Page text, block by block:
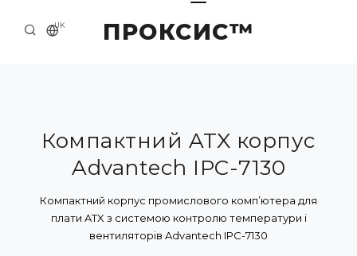
ПРОКСИС™
UK
ПРО НАС
ПРИКЛАДИ ТА РІШЕННЯ
КАТАЛОГ ПРОДУКЦІЇ
Компактний ATX корпус
Advantech IPC-7130
Компактний корпус промислового комп’ютера для
плати ATX з системою контролю температури і
вентиляторів Advantech IPC-7130